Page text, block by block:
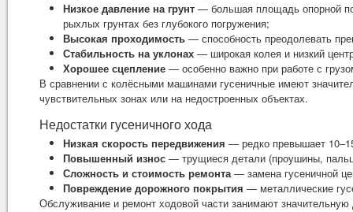
Низкое давление на грунт — большая площадь опорной
рыхлых грунтах без глубокого погружения;
Высокая проходимость — способность преодолевать
Стабильность на уклонах — широкая колея и низкий
Хорошее сцепление — особенно важно при работе с
В сравнении с колёсными машинами гусеничные имеют
чувствительных зонах или на недостроенных объектах.
Недостатки гусеничного хода
Низкая скорость передвижения — редко превышает
Повышенный износ — трущиеся детали (проушины,
Сложность и стоимость ремонта— замена гусеничной
Повреждение дорожного покрытия — металлические
Обслуживание и ремонт ходовой части занимают